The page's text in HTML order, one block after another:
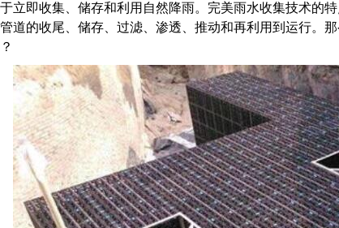
立即收集、储存和利用自然降雨。完美雨水收集技术的
道的收尾、储存、过滤、渗透、推动和再利用到运行。